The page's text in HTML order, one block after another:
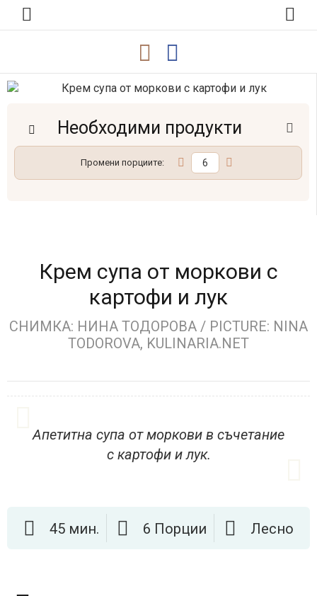
Необходими продукти
Промени порциите:
Крем супа от моркови с
картофи и лук
СНИМКА: НИНА ТОДОРОВА / PICTURE: NINA
TODOROVA, KULINARIA.NET
Апетитна супа от моркови в съчетание
с картофи и лук.
45 мин. 6 Порции Лесно